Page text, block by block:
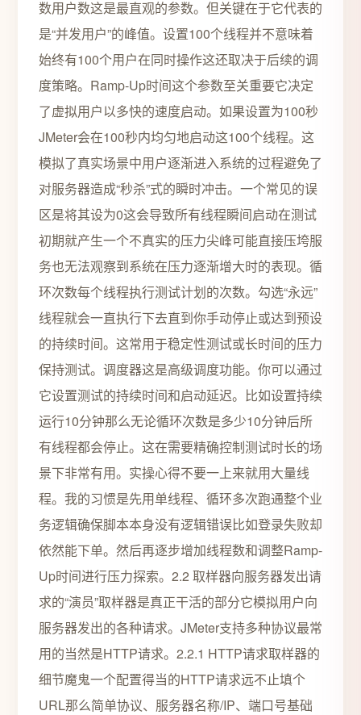
数用户数这是最直观的参数。但关键在于它代表的
是“并发用户”的峰值。设置100个线程并不意味着
始终有100个用户在同时操作这还取决于后续的调
度策略。Ramp-Up时间这个参数至关重要它决定
了虚拟用户以多快的速度启动。如果设置为100秒
JMeter会在100秒内均匀地启动这100个线程。这
模拟了真实场景中用户逐渐进入系统的过程避免了
对服务器造成“秒杀”式的瞬时冲击。一个常见的误
区是将其设为0这会导致所有线程瞬间启动在测试
初期就产生一个不真实的压力尖峰可能直接压垮服
务也无法观察到系统在压力逐渐增大时的表现。循
环次数每个线程执行测试计划的次数。勾选“永远”
线程就会一直执行下去直到你手动停止或达到预设
的持续时间。这常用于稳定性测试或长时间的压力
保持测试。调度器这是高级调度功能。你可以通过
它设置测试的持续时间和启动延迟。比如设置持续
运行10分钟那么无论循环次数是多少10分钟后所
有线程都会停止。这在需要精确控制测试时长的场
景下非常有用。实操心得不要一上来就用大量线
程。我的习惯是先用单线程、循环多次跑通整个业
务逻辑确保脚本本身没有逻辑错误比如登录失败却
依然能下单。然后再逐步增加线程数和调整Ramp-
Up时间进行压力探索。2.2 取样器向服务器发出请
求的“演员”取样器是真正干活的部分它模拟用户向
服务器发出的各种请求。JMeter支持多种协议最常
用的当然是HTTP请求。2.2.1 HTTP请求取样器的
细节魔鬼一个配置得当的HTTP请求远不止填个
URL那么简单协议、服务器名称/IP、端口号基础